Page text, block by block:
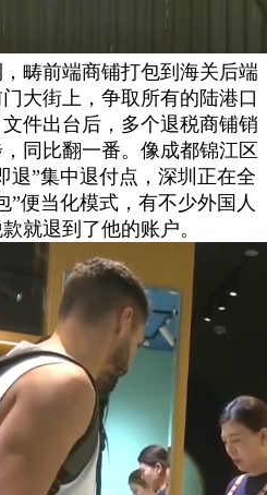
畴前端商铺打包到海关后端
大街上，争取所有的陆港口
件出台后，多个退税商铺销
同比翻一番。像成都锦江区
退”集中退付点，深圳正在全
”便当化模式，有不少外国人
就退到了他的账户。